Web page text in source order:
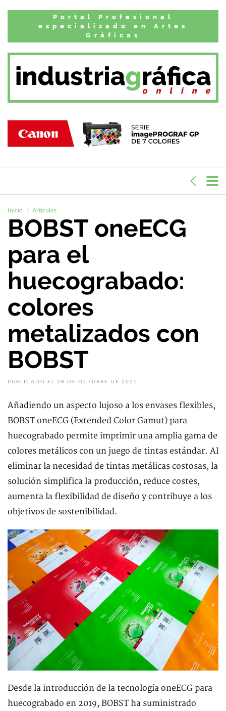
Portal Profesional
especializado en Artes
Gráficas
Inicio Artículos
BOBST oneECG
para el
huecograbado:
colores
metalizados con
BOBST
PUBLICADO EL 28 DE OCTUBRE DE 2025
Añadiendo un aspecto lujoso a los envases flexibles,
BOBST oneECG (Extended Color Gamut) para
huecograbado permite imprimir una amplia gama de
colores metálicos con un juego de tintas estándar. Al
eliminar la necesidad de tintas metálicas costosas, la
solución simplifica la producción, reduce costes,
aumenta la flexibilidad de diseño y contribuye a los
objetivos de sostenibilidad.
Desde la introducción de la tecnología oneECG para
huecograbado en 2019, BOBST ha suministrado